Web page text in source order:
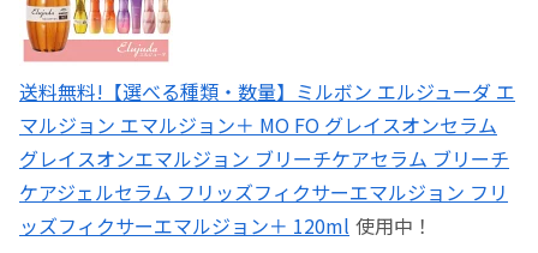
送料無料!【選べる種類・数量】ミルボン エルジューダ エ
マルジョン エマルジョン＋ MO FO グレイスオンセラム
グレイスオンエマルジョン ブリーチケアセラム ブリーチ
ケアジェルセラム フリッズフィクサーエマルジョン フリ
ッズフィクサーエマルジョン＋ 120ml 使用中！